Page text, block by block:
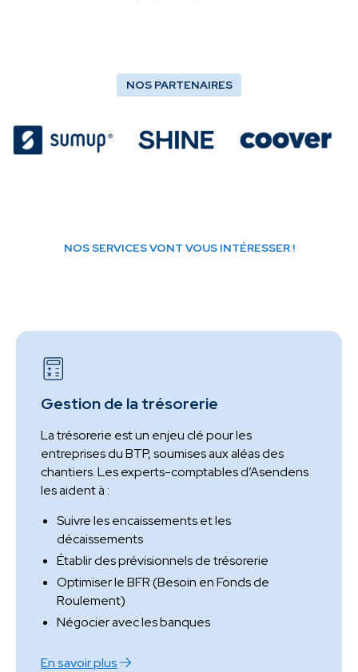
NOS PARTENAIRES
NOS SERVICES VONT VOUS INTÉRESSER !
Gestion de la trésorerie
La trésorerie est un enjeu clé pour les
entreprises du BTP, soumises aux aléas des
chantiers. Les experts-comptables d’Asendens
les aident à :
Suivre les encaissements et les
décaissements
Établir des prévisionnels de trésorerie
Optimiser le BFR (Besoin en Fonds de
Roulement)
Négocier avec les banques
En savoir plus